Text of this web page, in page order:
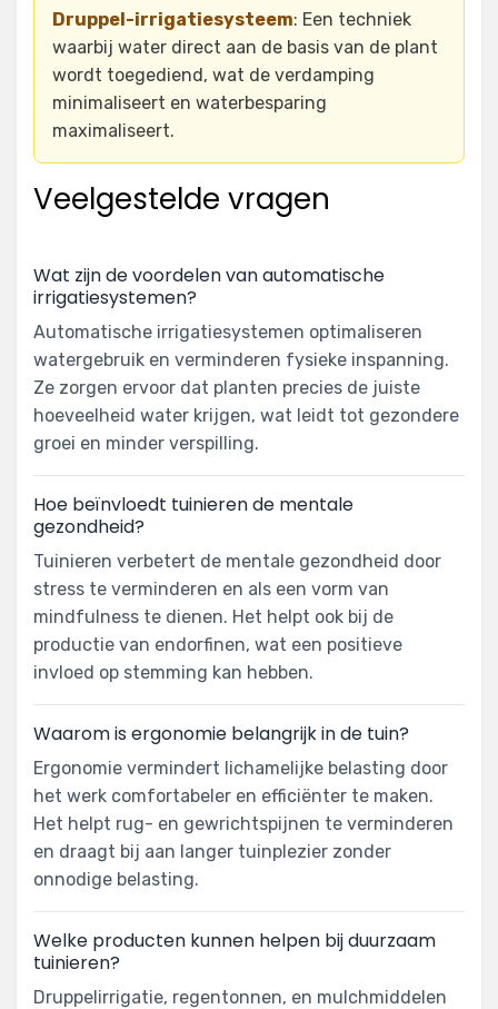
Druppel-irrigatiesysteem: Een techniek
waarbij water direct aan de basis van de plant
wordt toegediend, wat de verdamping
minimaliseert en waterbesparing
maximaliseert.
Veelgestelde vragen
Wat zijn de voordelen van automatische
irrigatiesystemen?
Automatische irrigatiesystemen optimaliseren
watergebruik en verminderen fysieke inspanning.
Ze zorgen ervoor dat planten precies de juiste
hoeveelheid water krijgen, wat leidt tot gezondere
groei en minder verspilling.
Hoe beïnvloedt tuinieren de mentale
gezondheid?
Tuinieren verbetert de mentale gezondheid door
stress te verminderen en als een vorm van
mindfulness te dienen. Het helpt ook bij de
productie van endorfinen, wat een positieve
invloed op stemming kan hebben.
Waarom is ergonomie belangrijk in de tuin?
Ergonomie vermindert lichamelijke belasting door
het werk comfortabeler en efficiënter te maken.
Het helpt rug- en gewrichtspijnen te verminderen
en draagt bij aan langer tuinplezier zonder
onnodige belasting.
Welke producten kunnen helpen bij duurzaam
tuinieren?
Druppelirrigatie, regentonnen, en mulchmiddelen